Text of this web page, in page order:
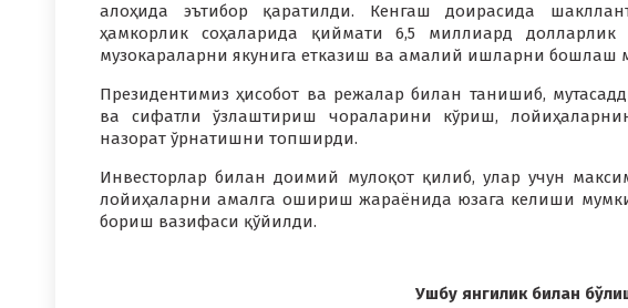
алоҳида эътибор қаратилди. Кенгаш доирасида
ҳамкорлик соҳаларида қиймати 6,5 миллиард
музокараларни якунига етказиш ва амалий ишларни бошлаш
Президентимиз ҳисобот ва режалар билан танишиб,
ва сифатли ўзлаштириш чораларини кўриш,
назорат ўрнатишни топширди.
Инвесторлар билан доимий мулоқот қилиб, улар учун
лойиҳаларни амалга ошириш жараёнида юзага келиши
бориш вазифаси қўйилди.
Ушбу янгилик билан